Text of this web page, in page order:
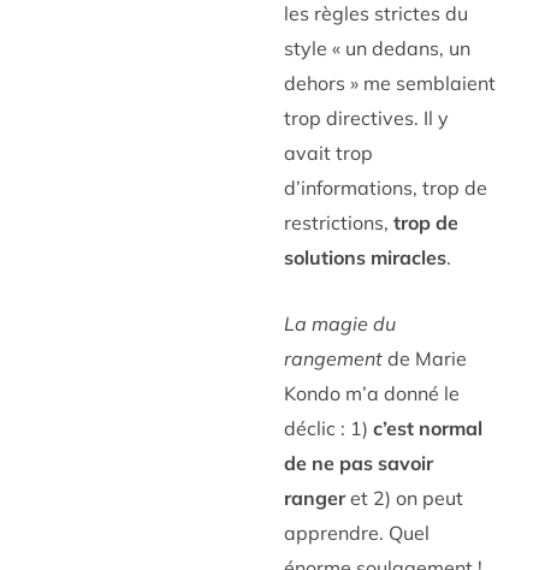
les règles strictes du
style « un dedans, un
dehors » me semblaient
trop directives. Il y
avait trop
d’informations, trop de
restrictions, trop de
solutions miracles.
La magie du
rangementde Marie
Kondo m’a donné le
déclic : 1) c’est normal
de ne pas savoir
rangeret 2) on peut
apprendre. Quel